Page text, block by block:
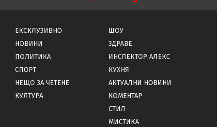
ЕКСКЛУЗИВНО
НОВИНИ
ПОЛИТИКА
СПОРТ
НЕЩО ЗА ЧЕТЕНЕ
КУЛТУРА
ШОУ
ЗДРАВЕ
ИНСПЕКТОР АЛЕКС
КУХНЯ
АКТУАЛНИ НОВИНИ
КОМЕНТАР
СТИЛ
МИСТИКА